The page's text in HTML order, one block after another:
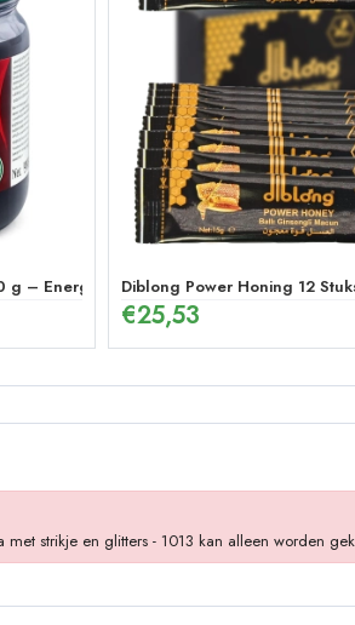
g – Energetische MixDiblong Power Honing 12
€25,53
met strikje en glitters - 1013 kan alleen worden